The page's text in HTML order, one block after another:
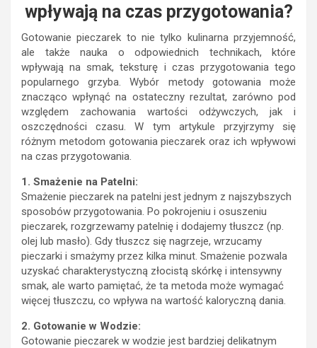
wpływają na czas przygotowania?
Gotowanie pieczarek to nie tylko kulinarna przyjemność,
ale także nauka o odpowiednich technikach, które
wpływają na smak, teksturę i czas przygotowania tego
popularnego grzyba. Wybór metody gotowania może
znacząco wpłynąć na ostateczny rezultat, zarówno pod
względem zachowania wartości odżywczych, jak i
oszczędności czasu. W tym artykule przyjrzymy się
różnym metodom gotowania pieczarek oraz ich wpływowi
na czas przygotowania.
1. Smażenie na Patelni:
Smażenie pieczarek na patelni jest jednym z najszybszych
sposobów przygotowania. Po pokrojeniu i osuszeniu
pieczarek, rozgrzewamy patelnię i dodajemy tłuszcz (np.
olej lub masło). Gdy tłuszcz się nagrzeje, wrzucamy
pieczarki i smażymy przez kilka minut. Smażenie pozwala
uzyskać charakterystyczną złocistą skórkę i intensywny
smak, ale warto pamiętać, że ta metoda może wymagać
więcej tłuszczu, co wpływa na wartość kaloryczną dania.
2. Gotowanie w Wodzie:
Gotowanie pieczarek w wodzie jest bardziej delikatnym